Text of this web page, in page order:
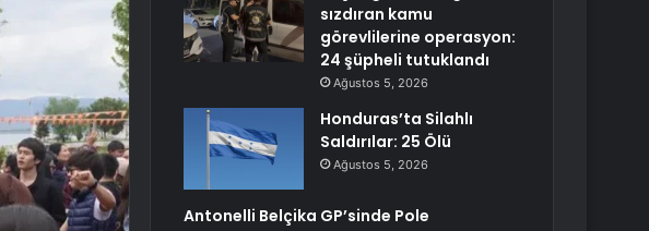
sızdıran kamu
görevlilerine operasyon:
24 şüpheli tutuklandı
Ağustos 5, 2026
Honduras’ta Silahlı
Saldırılar: 25 Ölü
Ağustos 5, 2026
Antonelli Belçika GP’sinde Pole